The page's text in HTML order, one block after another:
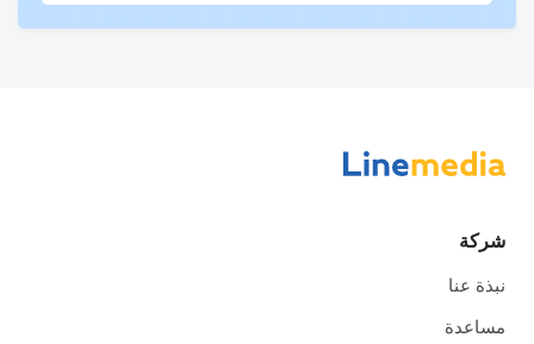
شركة
نبذة عنا
مساعدة